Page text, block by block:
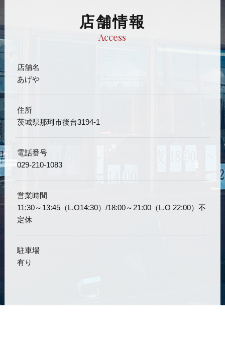
店舗情報
Access
店舗名
あげや
住所
茨城県那珂市後台3194-1
電話番号
029-210-1083
営業時間
11:30～13:45（L.O14:30）/18:00～21:00（L.O 22:00）不
定休
駐車場
有り